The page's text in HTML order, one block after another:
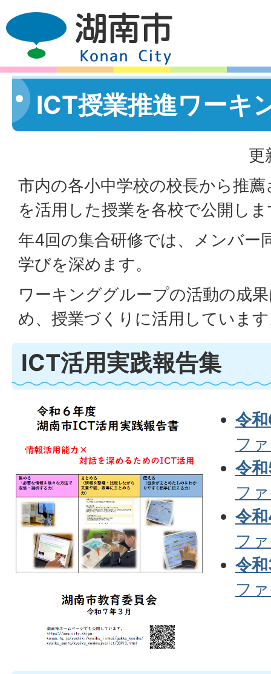
ICT授業推進ワーキ
更
市内の各小中学校の校長から推
を活用した授業を各校で公開し
年4回の集合研修では、メンバー
学びを深めます。
ワーキンググループの活動の成
め、授業づくりに活用していま
ICT活用実践報告集
令
フ
令
フ
令
フ
令
フ